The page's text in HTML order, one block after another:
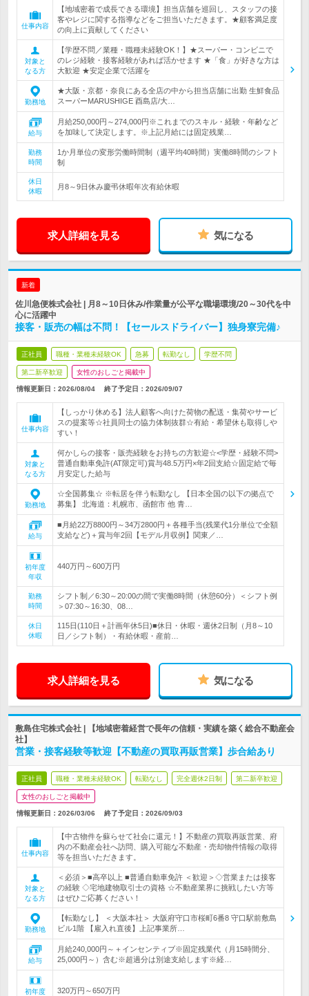
仕事内容
【地域密着で成長できる環境】担当店舗を巡回し、スタッフの接
客やレジに関する指導などをご担当いただきます。★顧客満足度
の向上に貢献してください
対象と
なる方
【学歴不問／業種・職種未経験OK！】★スーパー・コンビニで
のレジ経験・接客経験があれば活かせます ★「食」が好きな方は
大歓迎 ★安定企業で活躍を
勤務地
★大阪・京都・奈良にある全店の中から担当店舗に出勤 生鮮食品
スーパーMARUSHIGE 酉島店/大…
給与
月給250,000円～274,000円※これまでのスキル・経験・年齢など
を加味して決定します。※上記月給には固定残業…
勤務
時間
1か月単位の変形労働時間制（週平均40時間）実働8時間のシフト
制
休日
休暇
月8～9日休み慶弔休暇年次有給休暇
求人詳細を見る 気になる
新着
佐川急便株式会社 | 月8～10日休み/作業量が公平な職場環境/20～30代を中
心に活躍中
接客・販売の幅は不問！【セールスドライバー】独身寮完備♪
正社員 職種・業種未経験OK 急募 転勤なし 学歴不問
第二新卒歓迎 女性のおしごと掲載中
情報更新日：2026/08/04 終了予定日： 2026/09/07
仕事内容
【しっかり休める】法人顧客へ向けた荷物の配送・集荷やサービ
スの提案等☆社員同士の協力体制抜群☆有給・希望休も取得しや
すい！
対象と
なる方
何かしらの接客・販売経験をお持ちの方歓迎☆<学歴・経験不問>
普通自動車免許(AT限定可)賞与48.5万円×年2回支給☆固定給で毎
月安定した給与
勤務地
☆全国募集☆ ※転居を伴う転勤なし 【日本全国の以下の拠点で
募集】 北海道：札幌市、函館市 他 青…
給与
■月給22万8800円～34万2800円＋各種手当(残業代1分単位で全額
支給など)＋賞与年2回【モデル月収例】関東／…
初年度
年収
440万円～600万円
勤務
時間
シフト制／6:30～20:00の間で実働8時間（休憩60分）＜シフト例
＞07:30～16:30、08…
休日
休暇
115日(110日＋計画年休5日)■休日・休暇・週休2日制（月8～10
日／シフト制）・有給休暇・産前…
求人詳細を見る 気になる
敷島住宅株式会社 | 【地域密着経営で長年の信頼・実績を築く総合不動産会
社】
営業・接客経験等歓迎【不動産の買取再販営業】歩合給あり
正社員 職種・業種未経験OK 転勤なし 完全週休2日制 第二新卒歓迎
女性のおしごと掲載中
情報更新日：2026/03/06 終了予定日： 2026/09/03
仕事内容
【中古物件を蘇らせて社会に還元！】不動産の買取再販営業、府
内の不動産会社へ訪問、購入可能な不動産・売却物件情報の取得
等を担当いただきます。
対象と
なる方
＜必須＞■高卒以上 ■普通自動車免許 ＜歓迎＞◇営業または接客
の経験 ◇宅地建物取引士の資格 ☆不動産業界に挑戦したい方等
はぜひご応募ください！
勤務地
【転勤なし】 ＜大阪本社＞ 大阪府守口市桜町6番8 守口駅前敷島
ビル1階 【雇入れ直後】上記事業所…
給与
月給240,000円～＋インセンティブ※固定残業代（月15時間分、
25,000円～）含む※超過分は別途支給します※経…
初年度
320万円～650万円